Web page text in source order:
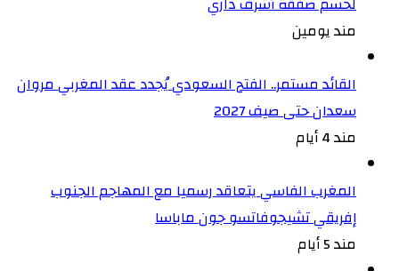
مند يومين
القائد مستمر.. الفتح السعودي يُجدد عقد المغربي مروان
سعدان حتى صيف 2027
مند 4 أيام
المغرب الفاسي يتعاقد رسميا مع المهاجم الجنوب
إفريقي تشيجوفاتسو جون ماباسا
مند 5 أيام